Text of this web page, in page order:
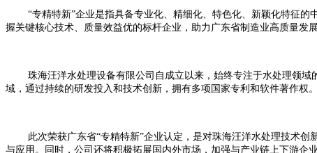
“专精特新”企业是指具备专业化、精细化、特色化、新颖化特征
握关键核心技术、质量效益优的标杆企业，助力广东省制造业高质量发
珠海汪洋水处理设备有限公司自成立以来，始终专注于水处理领
域，通过持续的研发投入和技术创新，拥有多项国家专利和软件著作权
此次荣获广东省“专精特新”企业认定，是对珠海汪洋水处理技术
与应用。同时，公司还将积极拓展国内外市场，加强与产业链上下游企